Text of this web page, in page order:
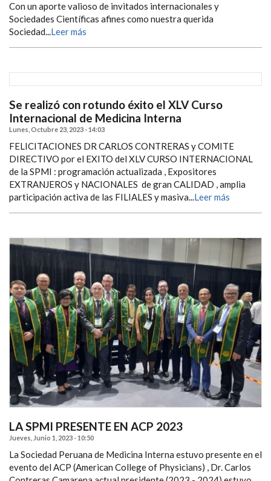
Con un aporte valioso de invitados internacionales y
Sociedades Científicas afines como nuestra querida
Sociedad...Leer más
Se realizó con rotundo éxito el XLV Curso
Internacional de Medicina Interna
Lunes, Octubre 23, 2023 - 14:03
FELICITACIONES DR CARLOS CONTRERAS y COMITE
DIRECTIVO por el EXITO del XLV CURSO INTERNACIONAL
de la SPMI : programación actualizada , Expositores
EXTRANJEROS y NACIONALES de gran CALIDAD , amplia
participación activa de las FILIALES y masiva...Leer más
LA SPMI PRESENTE EN ACP 2023
Jueves, Junio 1, 2023 - 10:50
La Sociedad Peruana de Medicina Interna estuvo presente en el
evento del ACP (American College of Physicians) , Dr. Carlos